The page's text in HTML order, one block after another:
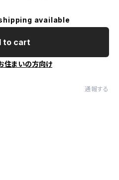
available
to cart
住まいの方向け
通報する